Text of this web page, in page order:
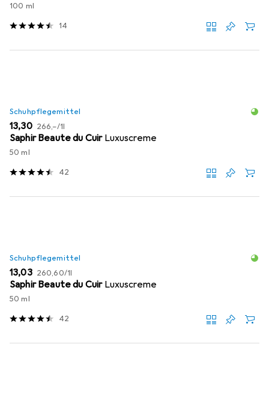
100 ml
14
Schuhpflegemittel
EUR
13,30 EUR
266,–/1l
Saphir Beaute du Cuir Luxuscreme
50 ml
42
Schuhpflegemittel
EUR
13,03 EUR
260,60/1l
Saphir Beaute du Cuir Luxuscreme
50 ml
42